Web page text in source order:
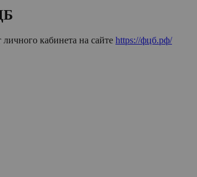
кабинета на сайте https://фцб.рф/